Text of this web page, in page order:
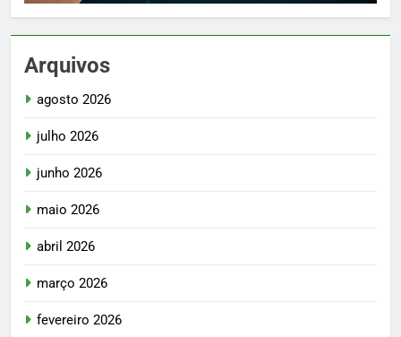
Arquivos
agosto 2026
julho 2026
junho 2026
maio 2026
abril 2026
março 2026
fevereiro 2026